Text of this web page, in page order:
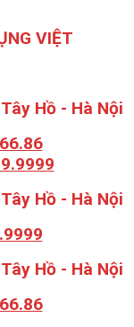
VIỆT
Hồ - Hà Nội
Hồ - Hà Nội
Hồ - Hà Nội